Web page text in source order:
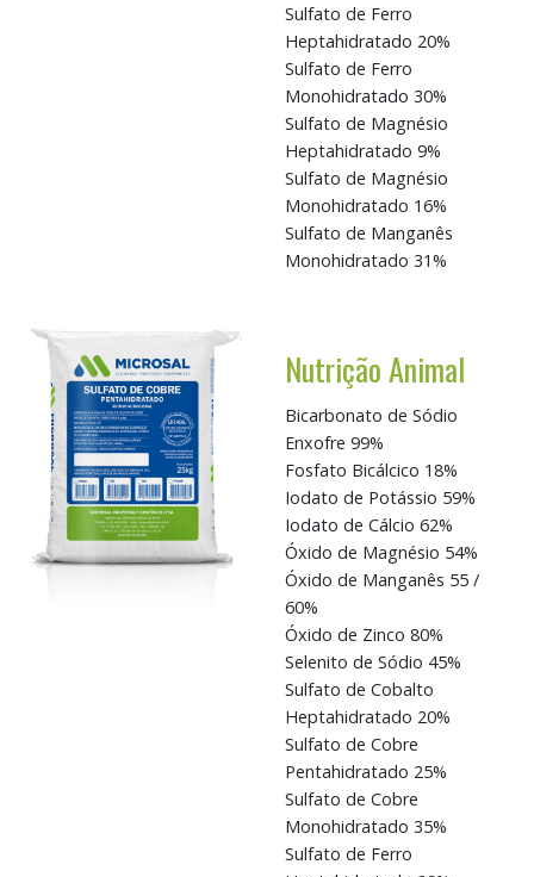
Sulfato de Ferro
Heptahidratado 20%
Sulfato de Ferro
Monohidratado 30%
Sulfato de Magnésio
Heptahidratado 9%
Sulfato de Magnésio
Monohidratado 16%
Sulfato de Manganês
Monohidratado 31%
Nutrição Animal
Bicarbonato de Sódio
Enxofre 99%
Fosfato Bicálcico 18%
Iodato de Potássio 59%
Iodato de Cálcio 62%
Óxido de Magnésio 54%
Óxido de Manganês 55 /
60%
Óxido de Zinco 80%
Selenito de Sódio 45%
Sulfato de Cobalto
Heptahidratado 20%
Sulfato de Cobre
Pentahidratado 25%
Sulfato de Cobre
Monohidratado 35%
Sulfato de Ferro